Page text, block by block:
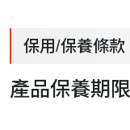
保用/保養條款
產品保養期限